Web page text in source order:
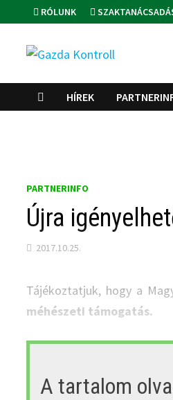
to
content
RÓLUNK
HÍREK
PARTNERINFO
Újra
2017.10.25.
Tájékoztatjuk, hogy a
méhészeti támogatás.
A tartalom